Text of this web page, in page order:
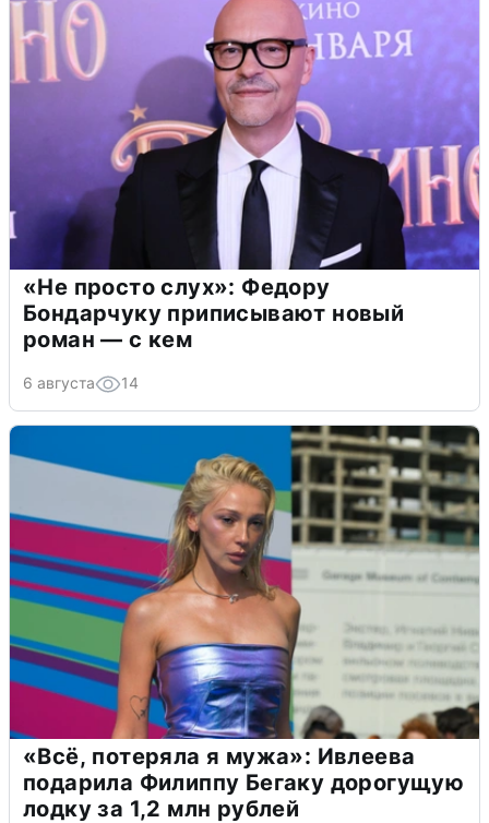
«Не просто слух»: Федору
Бондарчуку приписывают новый
роман — с кем
6 августа 14
«Всё, потеряла я мужа»: Ивлеева
подарила Филиппу Бегаку дорогущую
лодку за 1,2 млн рублей